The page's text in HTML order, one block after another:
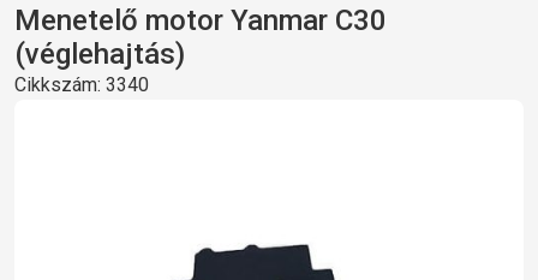
Menetelő motor Yanmar C30
(véglehajtás)
Cikkszám: 3340